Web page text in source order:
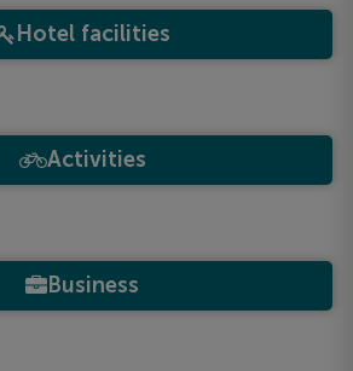
Hotel facilities
Activities
Business